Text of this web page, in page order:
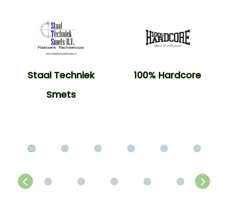
Staal Techniek
Smets
100% Hardcore